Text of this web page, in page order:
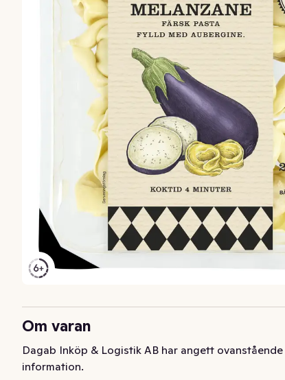
Om varan
Dagab Inköp & Logistik AB har angett ovanstående
information.